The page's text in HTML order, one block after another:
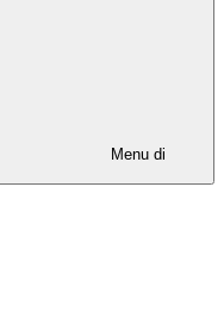
Menu di